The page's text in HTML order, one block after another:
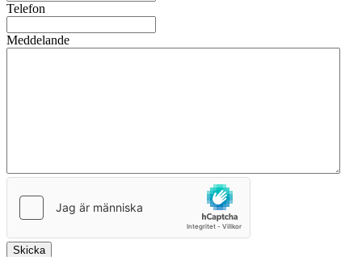
Telefon
Meddelande
Skicka